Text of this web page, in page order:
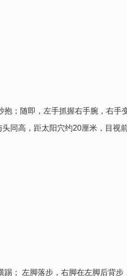
；随即，左手抓握右手腕，右手
同高，距太阳穴约20厘米，目视
； 左脚落步，右脚在左脚后背步